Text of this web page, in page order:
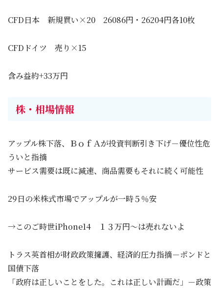
CFD日本 新規買い×20 26086円・26204円各10枚
CFDドイツ 売り×15
含み益約+33万円
株・相場情報
アップル株下落、ＢｏｆＡが投資判断引き下げ－優位性危
ういと指摘
サービス需要は既に減速、商品需要もそれに続く可能性
29日の米株式市場でアップルが一時５％安
→このご時世iPhone14 １３万円～は売れないよ
トラス英首相が財政政策擁護、経済的圧力指摘－ポンドと
国債下落
「政府は正しいことをした。これは正しい計画だ」－政策